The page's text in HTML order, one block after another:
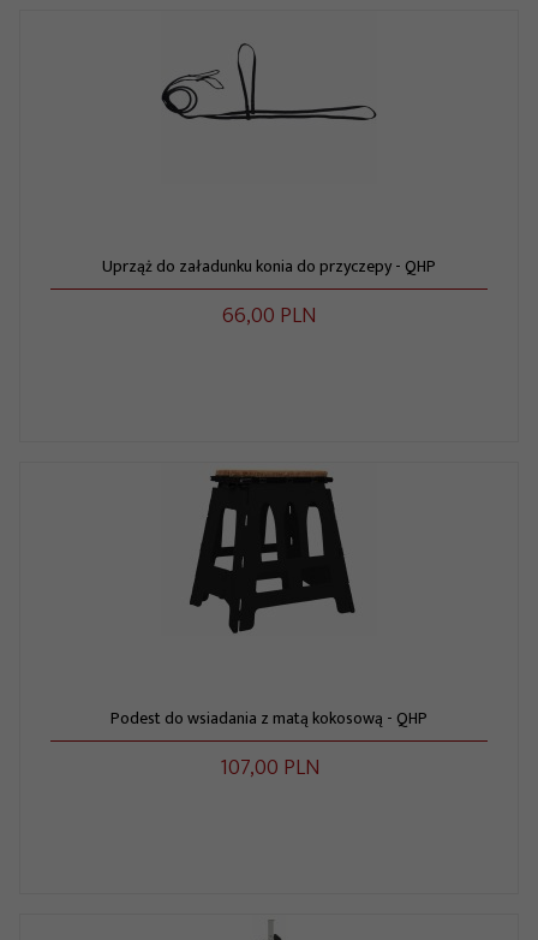
Uprząż do załadunku konia do przyczepy - QHP
66,00 PLN
Podest do wsiadania z matą kokosową - QHP
107,00 PLN